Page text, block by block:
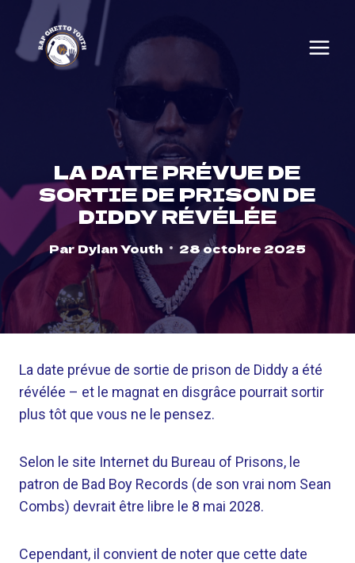
content
LA DATE PRÉVUE DE
SORTIE DE PRISON DE
DIDDY RÉVÉLÉE
Par Dylan Youth 28 octobre 2025
La date prévue de sortie de prison de Diddy a été
révélée – et le magnat en disgrâce pourrait sortir
plus tôt que vous ne le pensez.
Selon le site Internet du Bureau of Prisons, le
patron de Bad Boy Records (de son vrai nom Sean
Combs) devrait être libre le 8 mai 2028.
Cependant, il convient de noter que cette date